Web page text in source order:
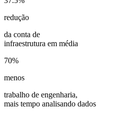
redução
da conta de
infraestrutura em média
70%
menos
trabalho de engenharia,
mais tempo analisando dados